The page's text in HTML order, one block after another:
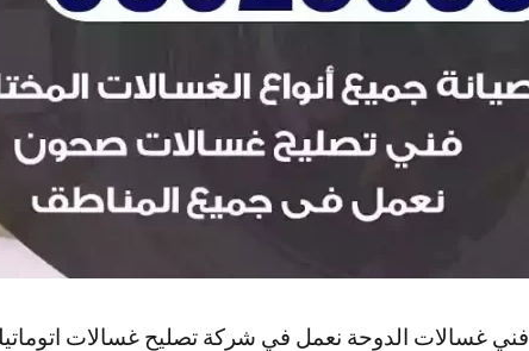
فني غسالات الدوحة نعمل في شركة تصليح غسالات